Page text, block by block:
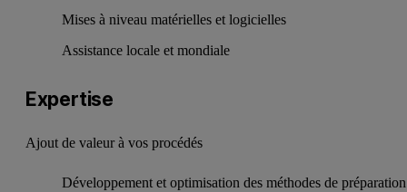
Mises à niveau matérielles et logicielles
Assistance locale et mondiale
Expertise
Ajout de valeur à vos procédés
Développement et optimisation des méthodes de préparation